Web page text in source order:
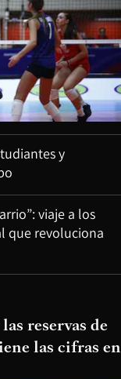
y
viaje a los
que revoluciona
reservas de
las cifras en